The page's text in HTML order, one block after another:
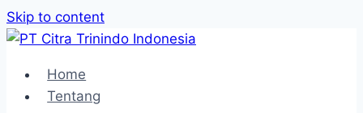
Skip to content
Home
Tentang